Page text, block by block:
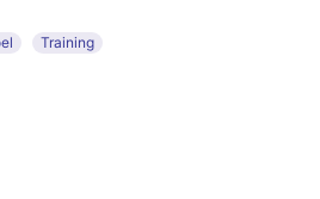
Training